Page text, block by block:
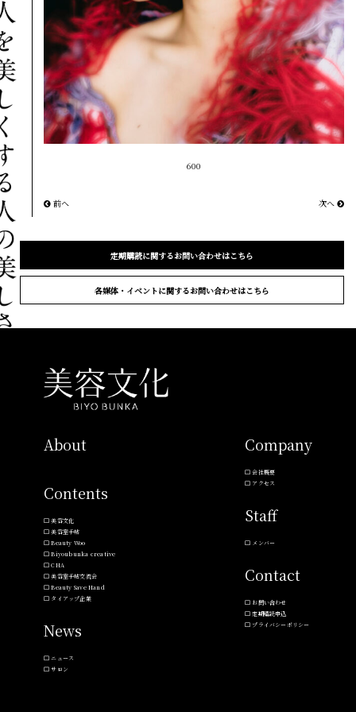
600
前へ 次へ
定期購読に関するお問い合わせはこちら
各媒体・イベントに関するお問い合わせはこちら
About
Contents
美容文化
美容室手帖
Beauty Woo
Biyoubunka creative
CHA
美容室手帖交流会
Beauty Save Hand
タイアップ企業
News
ニュース
サロン
Company
会社概要
アクセス
Staff
メンバー
Contact
お問い合わせ
定期購読申込
プライバシーポリシー